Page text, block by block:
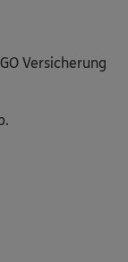
Versicherung